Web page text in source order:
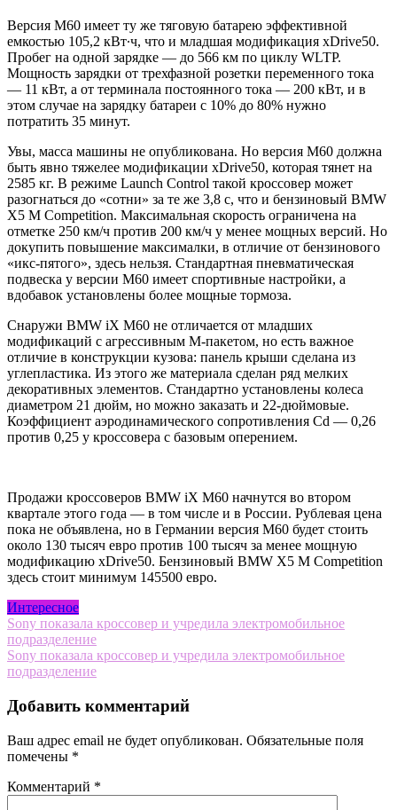
Версия M60 имеет ту же тяговую батарею эффективной
емкостью 105,2 кВт∙ч, что и младшая модификация xDrive50.
Пробег на одной зарядке — до 566 км по циклу WLTP.
Мощность зарядки от трехфазной розетки переменного тока
— 11 кВт, а от терминала постоянного тока — 200 кВт, и в
этом случае на зарядку батареи с 10% до 80% нужно
потратить 35 минут.
Увы, масса машины не опубликована. Но версия M60 должна
быть явно тяжелее модификации xDrive50, которая тянет на
2585 кг. В режиме Launch Control такой кроссовер может
разогнаться до «сотни» за те же 3,8 с, что и бензиновый BMW
X5 M Competition. Максимальная скорость ограничена на
отметке 250 км/ч против 200 км/ч у менее мощных версий. Но
докупить повышение максималки, в отличие от бензинового
«икс-пятого», здесь нельзя. Стандартная пневматическая
подвеска у версии M60 имеет спортивные настройки, а
вдобавок установлены более мощные тормоза.
Снаружи BMW iX M60 не отличается от младших
модификаций с агрессивным M-пакетом, но есть важное
отличие в конструкции кузова: панель крыши сделана из
углепластика. Из этого же материала сделан ряд мелких
декоративных элементов. Стандартно установлены колеса
диаметром 21 дюйм, но можно заказать и 22-дюймовые.
Коэффициент аэродинамического сопротивления Cd — 0,26
против 0,25 у кроссовера с базовым оперением.
Продажи кроссоверов BMW iX M60 начнутся во втором
квартале этого года — в том числе и в России. Рублевая цена
пока не объявлена, но в Германии версия M60 будет стоить
около 130 тысяч евро против 100 тысяч за менее мощную
модификацию xDrive50. Бензиновый BMW X5 M Competition
здесь стоит минимум 145500 евро.
Интересное
Навигация
по
записям
Sony показала кроссовер и учредила электромобильное
подразделение
Sony показала кроссовер и учредила электромобильное
подразделение
Добавить комментарий
Ваш адрес email не будет опубликован. Обязательные поля
помечены *
Комментарий *